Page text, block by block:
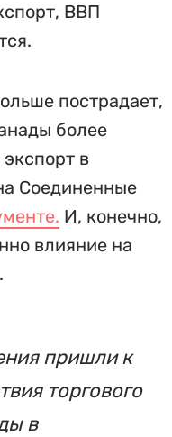
ВВП
пострадает,
более
в
Соединенные
И, конечно,
влияние на
пришли к
торгового
в